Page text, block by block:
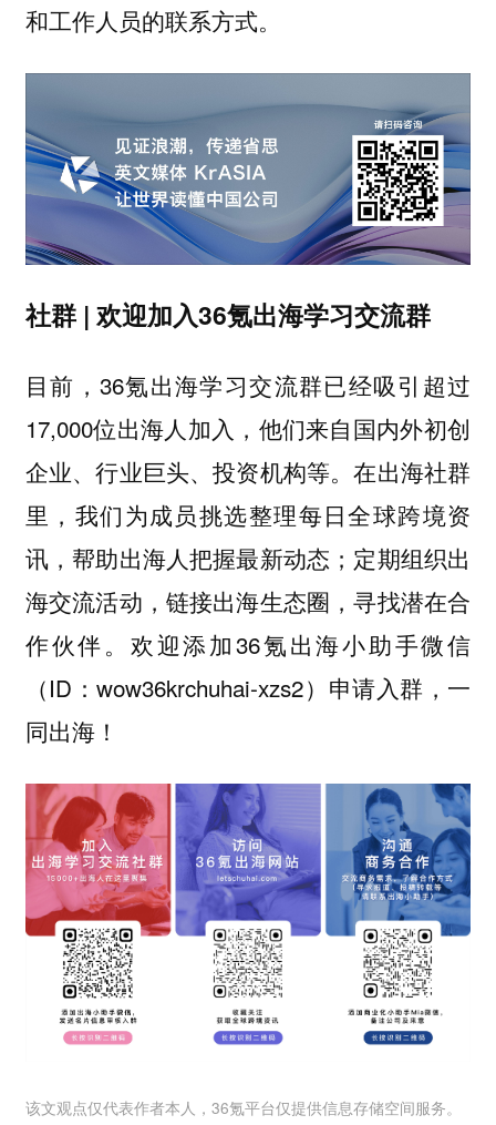
和工作人员的联系方式。
社群 | 欢迎加入36氪出海学习交流群
目前，36氪出海学习交流群已经吸引超过
17,000位出海人加入，他们来自国内外初创
企业、行业巨头、投资机构等。在出海社群
里，我们为成员挑选整理每日全球跨境资
讯，帮助出海人把握最新动态；定期组织出
海交流活动，链接出海生态圈，寻找潜在合
作伙伴。欢迎添加36氪出海小助手微信
（ID：wow36krchuhai-xzs2）申请入群，一
同出海！
该文观点仅代表作者本人，36氪平台仅提供信息存储空间服务。